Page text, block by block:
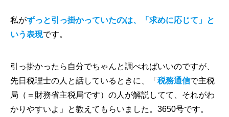
私がずっと引っ掛かっていたのは、「求めに応じて」と
いう表現です。
引っ掛かったら自分でちゃんと調べればいいのですが、
先日税理士の人と話しているときに、「 税務通信で主税
局（＝財務省主税局です）の人が解説してて、それがわ
かりやすいよ」と教えてもらいました。3650号です。